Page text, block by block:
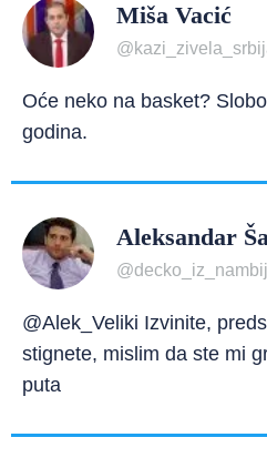
Miša Vacić
Oće neko na basket?
godina.
Aleksandar
@Alek_Veliki Izvinite,
stignete, mislim da ste mi
puta